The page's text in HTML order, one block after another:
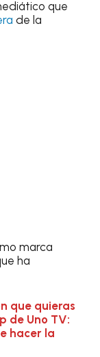
que
de la
marca
ha
que quieras
de Uno TV:
hacer la